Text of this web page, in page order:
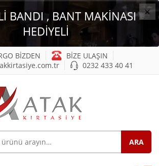
×
BANDI , BANT MAKİNASI
HEDİYELİ
BİZDEN
BİZE ULAŞIN
0232 433 40 41